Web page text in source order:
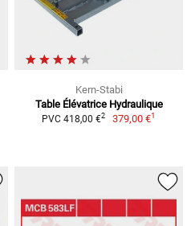
Kern-Stabi
Table Élévatrice Hydraulique
PVC 418,00 €2 379,00 €1